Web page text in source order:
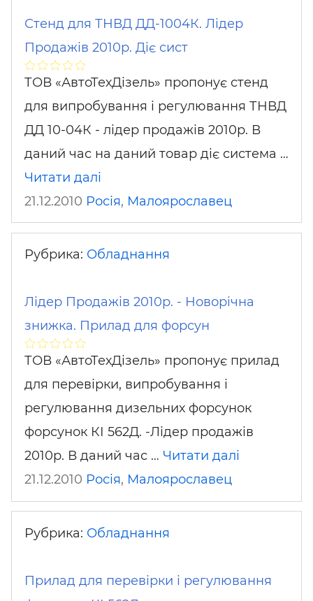
Стенд для ТНВД ДД-1004К. Лідер
Продажів 2010р. Діє сист
ТОВ «АвтоТехДізель» пропонує стенд
для випробування і регулювання ТНВД
ДД 10-04К - лідер продажів 2010р. В
даний час на даний товар діє система …
Читати далі
21.12.2010 Росія, Малоярославец
Рубрика: Обладнання
Лідер Продажів 2010р. - Новорічна
знижка. Прилад для форсун
ТОВ «АвтоТехДізель» пропонує прилад
для перевірки, випробування і
регулювання дизельних форсунок
форсунок КІ 562Д. -Лідер продажів
2010р. В даний час … Читати далі
21.12.2010 Росія, Малоярославец
Рубрика: Обладнання
Прилад для перевірки і регулювання